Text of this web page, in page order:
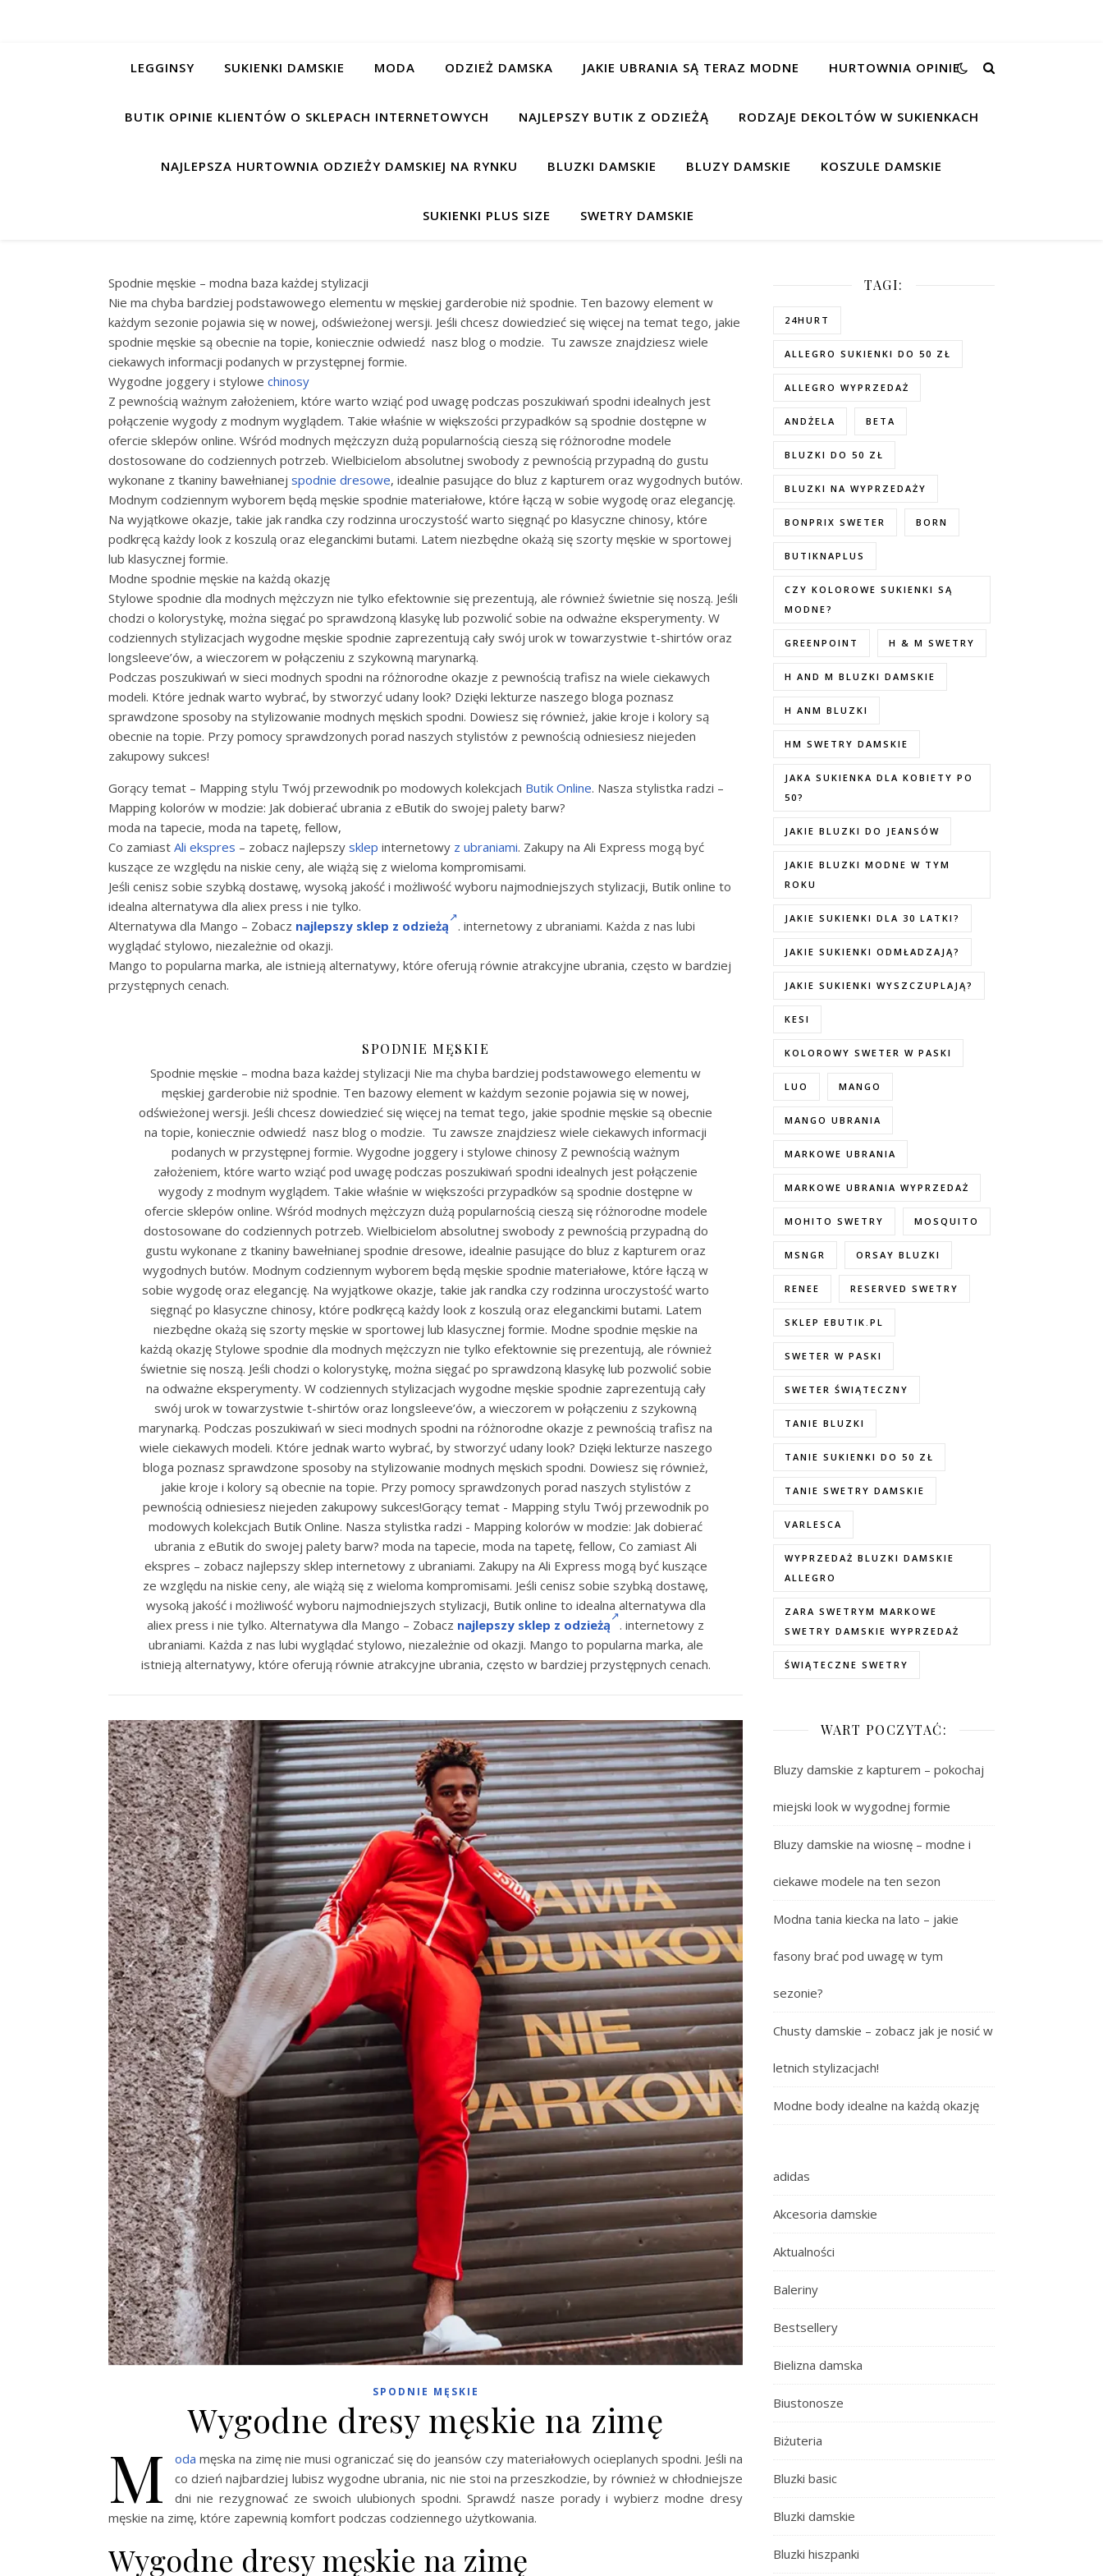
LEGGINSY SUKIENKI DAMSKIE MODA ODZIEŻ DAMSKA JAKIE UBRANIA SĄ TERAZ MODNE HURTOWNIA OPINIE
BUTIK OPINIE KLIENTÓW O SKLEPACH INTERNETOWYCH NAJLEPSZY BUTIK Z ODZIEŻĄ RODZAJE DEKOLTÓW W SUKIENKACH
NAJLEPSZA HURTOWNIA ODZIEŻY DAMSKIEJ NA RYNKU BLUZKI DAMSKIE BLUZY DAMSKIE KOSZULE DAMSKIE
SUKIENKI PLUS SIZE SWETRY DAMSKIE
Spodnie męskie – modna baza każdej stylizacji
Nie ma chyba bardziej podstawowego elementu w męskiej garderobie niż spodnie. Ten bazowy element w
każdym sezonie pojawia się w nowej, odświeżonej wersji. Jeśli chcesz dowiedzieć się więcej na temat tego, jakie
spodnie męskie są obecnie na topie, koniecznie odwiedź nasz blog o modzie. Tu zawsze znajdziesz wiele
ciekawych informacji podanych w przystępnej formie.
Wygodne joggery i stylowe chinosy
Z pewnością ważnym założeniem, które warto wziąć pod uwagę podczas poszukiwań spodni idealnych jest
połączenie wygody z modnym wyglądem. Takie właśnie w większości przypadków są spodnie dostępne w
ofercie sklepów online. Wśród modnych mężczyzn dużą popularnością cieszą się różnorodne modele
dostosowane do codziennych potrzeb. Wielbicielom absolutnej swobody z pewnością przypadną do gustu
wykonane z tkaniny bawełnianej spodnie dresowe, idealnie pasujące do bluz z kapturem oraz wygodnych butów.
Modnym codziennym wyborem będą męskie spodnie materiałowe, które łączą w sobie wygodę oraz elegancję.
Na wyjątkowe okazje, takie jak randka czy rodzinna uroczystość warto sięgnąć po klasyczne chinosy, które
podkręcą każdy look z koszulą oraz eleganckimi butami. Latem niezbędne okażą się szorty męskie w sportowej
lub klasycznej formie.
Modne spodnie męskie na każdą okazję
Stylowe spodnie dla modnych mężczyzn nie tylko efektownie się prezentują, ale również świetnie się noszą. Jeśli
chodzi o kolorystykę, można sięgać po sprawdzoną klasykę lub pozwolić sobie na odważne eksperymenty. W
codziennych stylizacjach wygodne męskie spodnie zaprezentują cały swój urok w towarzystwie t-shirtów oraz
longsleeve’ów, a wieczorem w połączeniu z szykowną marynarką.
Podczas poszukiwań w sieci modnych spodni na różnorodne okazje z pewnością trafisz na wiele ciekawych
modeli. Które jednak warto wybrać, by stworzyć udany look? Dzięki lekturze naszego bloga poznasz
sprawdzone sposoby na stylizowanie modnych męskich spodni. Dowiesz się również, jakie kroje i kolory są
obecnie na topie. Przy pomocy sprawdzonych porad naszych stylistów z pewnością odniesiesz niejeden
zakupowy sukces!
Gorący temat – Mapping stylu Twój przewodnik po modowych kolekcjach Butik Online. Nasza stylistka radzi –
Mapping kolorów w modzie: Jak dobierać ubrania z eButik do swojej palety barw?
moda na tapecie, moda na tapetę, fellow,
Co zamiast Ali ekspres – zobacz najlepszy sklep internetowy z ubraniami. Zakupy na Ali Express mogą być
kuszące ze względu na niskie ceny, ale wiążą się z wieloma kompromisami.
Jeśli cenisz sobie szybką dostawę, wysoką jakość i możliwość wyboru najmodniejszych stylizacji, Butik online to
idealna alternatywa dla aliex press i nie tylko.
Alternatywa dla Mango – Zobacz najlepszy sklep z odzieżą . internetowy z ubraniami. Każda z nas lubi
wyglądać stylowo, niezależnie od okazji.
Mango to popularna marka, ale istnieją alternatywy, które oferują równie atrakcyjne ubrania, często w bardziej
przystępnych cenach.
SPODNIE MĘSKIE
Spodnie męskie – modna baza każdej stylizacji Nie ma chyba bardziej podstawowego elementu w
męskiej garderobie niż spodnie. Ten bazowy element w każdym sezonie pojawia się w nowej,
odświeżonej wersji. Jeśli chcesz dowiedzieć się więcej na temat tego, jakie spodnie męskie są obecnie
na topie, koniecznie odwiedź nasz blog o modzie. Tu zawsze znajdziesz wiele ciekawych informacji
podanych w przystępnej formie. Wygodne joggery i stylowe chinosy Z pewnością ważnym
założeniem, które warto wziąć pod uwagę podczas poszukiwań spodni idealnych jest połączenie
wygody z modnym wyglądem. Takie właśnie w większości przypadków są spodnie dostępne w
ofercie sklepów online. Wśród modnych mężczyzn dużą popularnością cieszą się różnorodne modele
dostosowane do codziennych potrzeb. Wielbicielom absolutnej swobody z pewnością przypadną do
gustu wykonane z tkaniny bawełnianej spodnie dresowe, idealnie pasujące do bluz z kapturem oraz
wygodnych butów. Modnym codziennym wyborem będą męskie spodnie materiałowe, które łączą w
sobie wygodę oraz elegancję. Na wyjątkowe okazje, takie jak randka czy rodzinna uroczystość warto
sięgnąć po klasyczne chinosy, które podkręcą każdy look z koszulą oraz eleganckimi butami. Latem
niezbędne okażą się szorty męskie w sportowej lub klasycznej formie. Modne spodnie męskie na
każdą okazję Stylowe spodnie dla modnych mężczyzn nie tylko efektownie się prezentują, ale również
świetnie się noszą. Jeśli chodzi o kolorystykę, można sięgać po sprawdzoną klasykę lub pozwolić sobie
na odważne eksperymenty. W codziennych stylizacjach wygodne męskie spodnie zaprezentują cały
swój urok w towarzystwie t-shirtów oraz longsleeve’ów, a wieczorem w połączeniu z szykowną
marynarką. Podczas poszukiwań w sieci modnych spodni na różnorodne okazje z pewnością trafisz na
wiele ciekawych modeli. Które jednak warto wybrać, by stworzyć udany look? Dzięki lekturze naszego
bloga poznasz sprawdzone sposoby na stylizowanie modnych męskich spodni. Dowiesz się również,
jakie kroje i kolory są obecnie na topie. Przy pomocy sprawdzonych porad naszych stylistów z
pewnością odniesiesz niejeden zakupowy sukces!Gorący temat - Mapping stylu Twój przewodnik po
modowych kolekcjach Butik Online. Nasza stylistka radzi - Mapping kolorów w modzie: Jak dobierać
ubrania z eButik do swojej palety barw? moda na tapecie, moda na tapetę, fellow, Co zamiast Ali
ekspres – zobacz najlepszy sklep internetowy z ubraniami. Zakupy na Ali Express mogą być kuszące
ze względu na niskie ceny, ale wiążą się z wieloma kompromisami. Jeśli cenisz sobie szybką dostawę,
wysoką jakość i możliwość wyboru najmodniejszych stylizacji, Butik online to idealna alternatywa dla
aliex press i nie tylko. Alternatywa dla Mango – Zobacz najlepszy sklep z odzieżą . internetowy z
ubraniami. Każda z nas lubi wyglądać stylowo, niezależnie od okazji. Mango to popularna marka, ale
istnieją alternatywy, które oferują równie atrakcyjne ubrania, często w bardziej przystępnych cenach.
SPODNIE MĘSKIE
Wygodne dresy męskie na zimę
M oda męska na zimę nie musi ograniczać się do jeansów czy materiałowych ocieplanych spodni. Jeśli na
co dzień najbardziej lubisz wygodne ubrania, nic nie stoi na przeszkodzie, by również w chłodniejsze
dni nie rezygnować ze swoich ulubionych spodni. Sprawdź nasze porady i wybierz modne dresy
męskie na zimę, które zapewnią komfort podczas codziennego użytkowania.
Wygodne dresy męskie na zimę
TAGI:
24HURT
ALLEGRO SUKIENKI DO 50 ZŁ
ALLEGRO WYPRZEDAŻ
ANDŻELA BETA
BLUZKI DO 50 ZŁ
BLUZKI NA WYPRZEDAŻY
BONPRIX SWETER BORN
BUTIKNAPLUS
CZY KOLOROWE SUKIENKI SĄ
MODNE?
GREENPOINT H & M SWETRY
H AND M BLUZKI DAMSKIE
H ANM BLUZKI
HM SWETRY DAMSKIE
JAKA SUKIENKA DLA KOBIETY PO
50?
JAKIE BLUZKI DO JEANSÓW
JAKIE BLUZKI MODNE W TYM
ROKU
JAKIE SUKIENKI DLA 30 LATKI?
JAKIE SUKIENKI ODMŁADZAJĄ?
JAKIE SUKIENKI WYSZCZUPLAJĄ?
KESI
KOLOROWY SWETER W PASKI
LUO MANGO
MANGO UBRANIA
MARKOWE UBRANIA
MARKOWE UBRANIA WYPRZEDAŻ
MOHITO SWETRY MOSQUITO
MSNGR ORSAY BLUZKI
RENEE RESERVED SWETRY
SKLEP EBUTIK.PL
SWETER W PASKI
SWETER ŚWIĄTECZNY
TANIE BLUZKI
TANIE SUKIENKI DO 50 ZŁ
TANIE SWETRY DAMSKIE
VARLESCA
WYPRZEDAŻ BLUZKI DAMSKIE
ALLEGRO
ZARA SWETRYM MARKOWE
SWETRY DAMSKIE WYPRZEDAŻ
ŚWIĄTECZNE SWETRY
WART POCZYTAĆ:
Bluzy damskie z kapturem – pokochaj
miejski look w wygodnej formie
Bluzy damskie na wiosnę – modne i
ciekawe modele na ten sezon
Modna tania kiecka na lato – jakie
fasony brać pod uwagę w tym
sezonie?
Chusty damskie – zobacz jak je nosić w
letnich stylizacjach!
Modne body idealne na każdą okazję
adidas
Akcesoria damskie
Aktualności
Baleriny
Bestsellery
Bielizna damska
Biustonosze
Biżuteria
Bluzki basic
Bluzki damskie
Bluzki hiszpanki